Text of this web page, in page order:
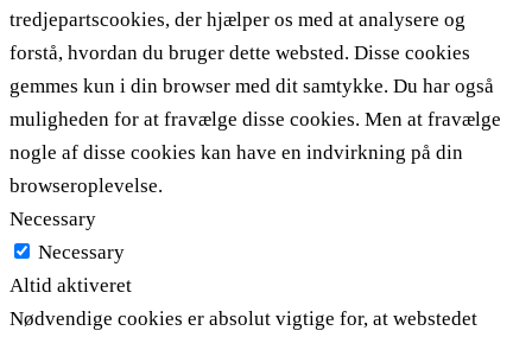
tredjepartscookies, der hjælper os med at analysere og
forstå, hvordan du bruger dette websted. Disse cookies
gemmes kun i din browser med dit samtykke. Du har også
muligheden for at fravælge disse cookies. Men at fravælge
nogle af disse cookies kan have en indvirkning på din
browseroplevelse.
Necessary
Necessary
Altid aktiveret
Nødvendige cookies er absolut vigtige for, at webstedet